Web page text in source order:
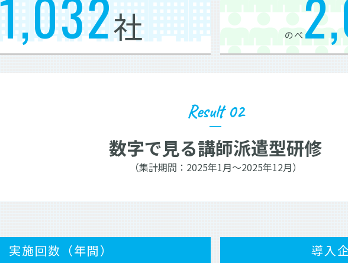
1,032社 のべ
Result 02
数字で見る講師派遣型研修
（集計期間：2025年1月～2025年12月）
実施回数（年間） 導入